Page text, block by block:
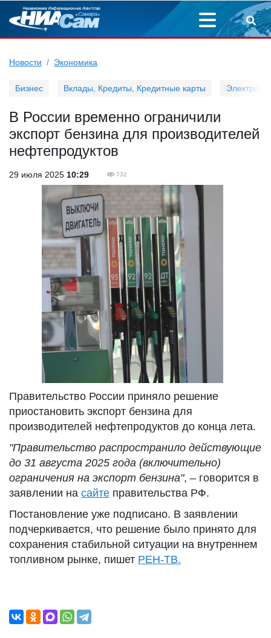
Новости Экономика
Бизнес Вклады, Кредиты, Кредитные карты
В России временно ограничили
экспорт бензина для производителей
нефтепродуктов
29 июля 2025 10:29 732
Правительство России приняло решение
приостановить экспорт бензина для
производителей нефтепродуктов до конца лета.
"Правительство распространило действующие
до 31 августа 2025 года (включительно)
ограничения на экспорт бензина", – говорится в
заявлении на сайте правительства РФ.
Постановление уже подписано. В заявлении
подчеркивается, что решение было принято для
сохранения стабильной ситуации на внутреннем
топливном рынке, пишет РЕН-ТВ.